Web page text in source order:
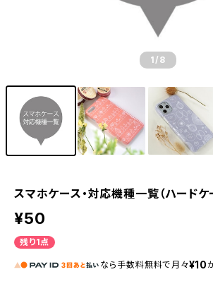
1 /8
スマホケース・対応機種一覧（ハードケ
¥50
残り1点
なら 手数料無料で 月々¥10